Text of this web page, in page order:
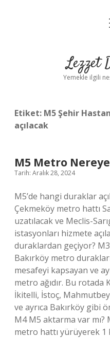
Lezzet
Yemekle ilgili
Etiket: M5 Şehir
açılacak
M5 Metro
Tarih: Aralık 28, 2024
M5’de hangi duraklar
Çekmeköy metro hattı
uzatılacak ve Meclis-
istasyonları hizmete
duraklardan geçiyor?
Bakırköy metro
mesafeyi kapsayan ve
metro ağıdır. Bu rotada
İkitelli, İstoç,
ve ayrıca Bakırköy gibi
M4 M5 aktarma var mı?
metro hattı yürüyerek 1